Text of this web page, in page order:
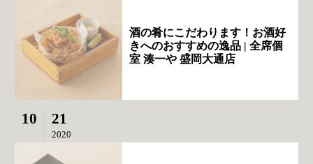
酒の肴にこだわります！お酒好
きへのおすすめの逸品 | 全席個
室 湊一や 盛岡大通店
10 21
2020